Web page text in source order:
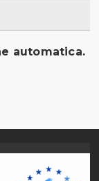
automatica.